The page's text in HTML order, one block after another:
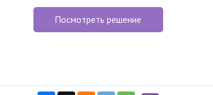
Посмотреть решение